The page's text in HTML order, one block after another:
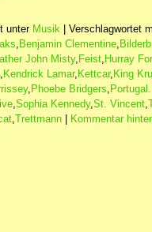
unter Musik Verschlagwortet
Benjamin Clementine
John Misty, Feist Hurray
Kendrick Lamar, Kettcar, King
, Phoebe Bridgers
Sophia Kennedy, St. Vincent
Trettmann Kommentar